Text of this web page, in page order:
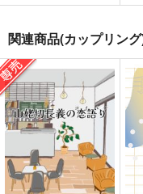
315円（税込）
山姥切国広×山姥切長義
サンプル
作品詳細
山
関連商品(カップリン